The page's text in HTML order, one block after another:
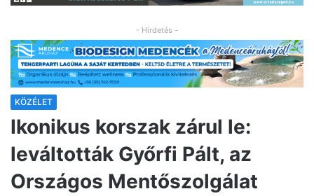
- Hirdetés -
KÖZÉLET
Ikonikus korszak zárul le:
leváltották Győrfi Pált, az
Országos Mentőszolgálat